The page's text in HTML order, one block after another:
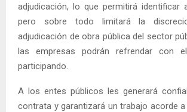
adjudicación, lo que permitirá identificar
pero sobre todo limitará la
adjudicación de obra pública del sector
las empresas podrán refrendar con
participando.
A los entes públicos les generará
contrata y garantizará un trabajo acorde